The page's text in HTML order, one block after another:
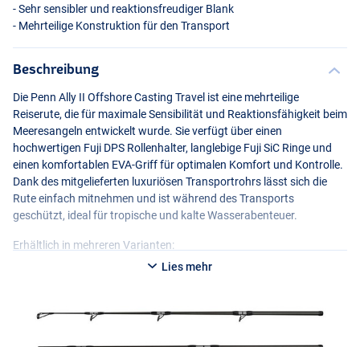
- Sehr sensibler und reaktionsfreudiger Blank
- Mehrteilige Konstruktion für den Transport
Beschreibung
Die Penn Ally II Offshore Casting Travel ist eine mehrteilige
Reiserute, die für maximale Sensibilität und Reaktionsfähigkeit beim
Meeresangeln entwickelt wurde. Sie verfügt über einen
hochwertigen Fuji DPS Rollenhalter, langlebige Fuji SiC Ringe und
einen komfortablen EVA-Griff für optimalen Komfort und Kontrolle.
Dank des mitgelieferten luxuriösen Transportrohrs lässt sich die
Rute einfach mitnehmen und ist während des Transports
geschützt, ideal für tropische und kalte Wasserabenteuer.
Erhältlich in mehreren Varianten:
Penn Ally II Casting 2.31m 120g
- Gewicht: 311g
- Wurfgewicht: 120g
Lies mehr